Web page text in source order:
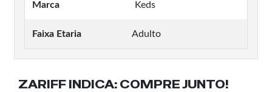
Marca Keds
Faixa Etaria Adulto
ZARIFF INDICA: COMPRE JUNTO!